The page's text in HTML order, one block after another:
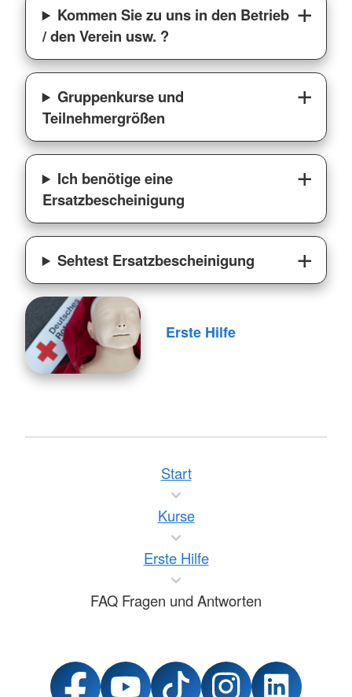
Kommen Sie zu uns in den Betrieb
/ den Verein usw. ?
Gruppenkurse und
Teilnehmergrößen
Ich benötige eine
Ersatzbescheinigung
Sehtest Ersatzbescheinigung
Erste Hilfe
Start
Kurse
Erste Hilfe
FAQ Fragen und Antworten